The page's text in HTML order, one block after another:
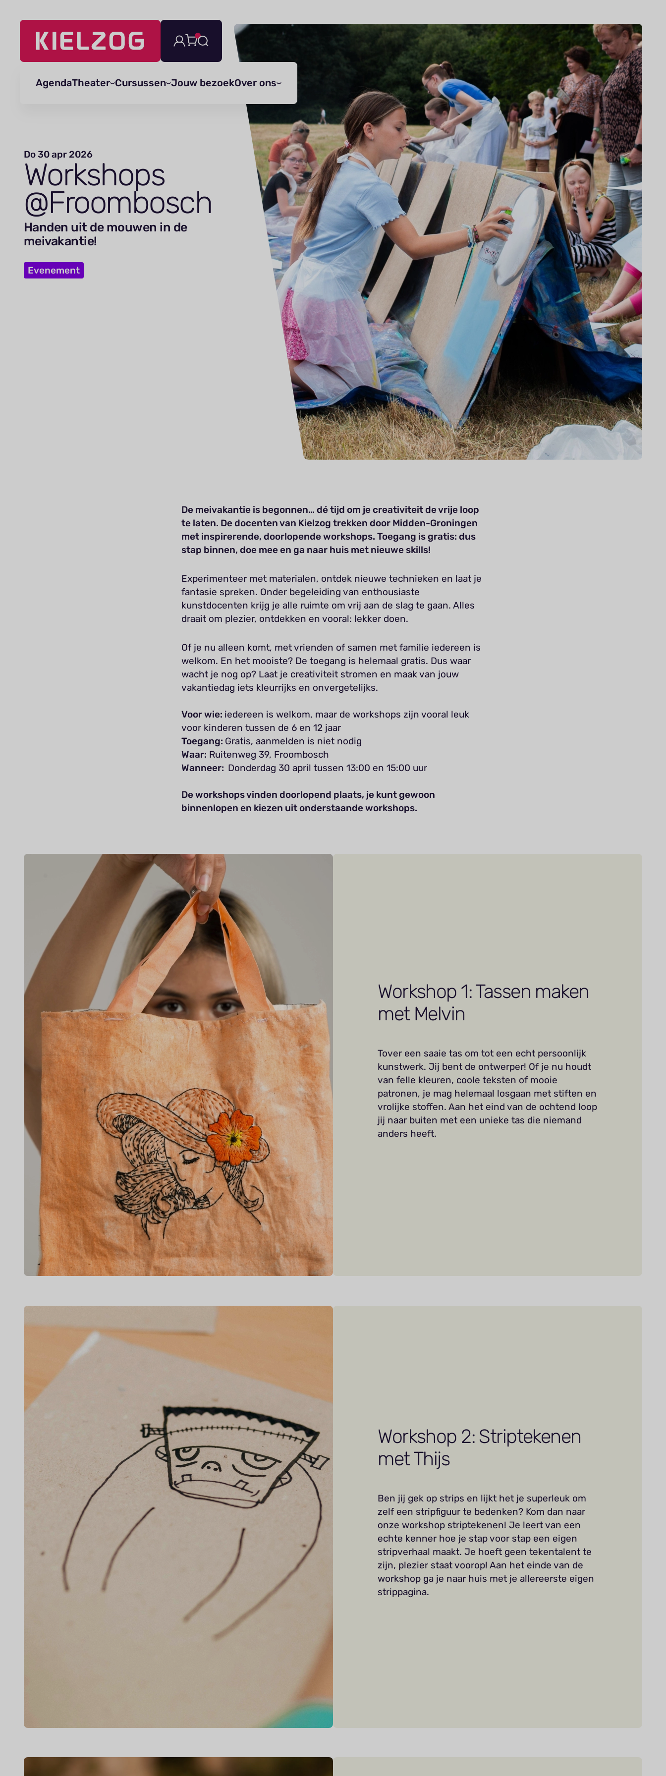
Navigatie
AgendaTheater Cursussen Jouw bezoekOver ons
Do 30 apr 2026
Workshops
@Froombosch
Handen uit de mouwen in de
meivakantie!
Evenement
De meivakantie is begonnen… dé tijd om je creativiteit de vrije loop
te laten. De docenten van Kielzog trekken door Midden-Groningen
met inspirerende, doorlopende workshops. Toegang is gratis: dus
stap binnen, doe mee en ga naar huis met nieuwe skills!
Experimenteer met materialen, ontdek nieuwe technieken en laat je
fantasie spreken. Onder begeleiding van enthousiaste
kunstdocenten krijg je alle ruimte om vrij aan de slag te gaan. Alles
draait om plezier, ontdekken en vooral: lekker doen.
Of je nu alleen komt, met vrienden of samen met familie iedereen is
welkom. En het mooiste? De toegang is helemaal gratis. Dus waar
wacht je nog op? Laat je creativiteit stromen en maak van jouw
vakantiedag iets kleurrijks en onvergetelijks.
Voor wie: iedereen is welkom, maar de workshops zijn vooral leuk
voor kinderen tussen de 6 en 12 jaar
Toegang: Gratis, aanmelden is niet nodig
Waar: Ruitenweg 39, Froombosch
Wanneer: Donderdag 30 april tussen 13:00 en 15:00 uur
De workshops vinden doorlopend plaats, je kunt gewoon
binnenlopen en kiezen uit onderstaande workshops.
Workshop 1: Tassen maken
met Melvin
Tover een saaie tas om tot een echt persoonlijk
kunstwerk. Jij bent de ontwerper! Of je nu houdt
van felle kleuren, coole teksten of mooie
patronen, je mag helemaal losgaan met stiften en
vrolijke stoffen. Aan het eind van de ochtend loop
jij naar buiten met een unieke tas die niemand
anders heeft.
Workshop 2: Striptekenen
met Thijs
Ben jij gek op strips en lijkt het je superleuk om
zelf een stripfiguur te bedenken? Kom dan naar
onze workshop striptekenen! Je leert van een
echte kenner hoe je stap voor stap een eigen
stripverhaal maakt. Je hoeft geen tekentalent te
zijn, plezier staat voorop! Aan het einde van de
workshop ga je naar huis met je allereerste eigen
strippagina.